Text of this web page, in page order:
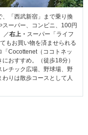
「西武新宿」まで乗り換
ーパー、コンビニ、100円
／右上・ スーパー「ライフ
もお買い物を済ませられる
Cocottenet（ココトネッ
おすすめ。（徒歩18分）
レチック広場、野球場、野
りは散歩コースとして人